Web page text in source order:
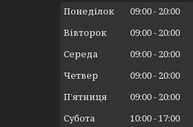
Понеділок 09:00
20:00
Вівторок
09:00
20:00
Середа
09:00
20:00
Четвер
09:00
20:00
Пʼятниця
09:00
20:00
Субота
10:00 17:00